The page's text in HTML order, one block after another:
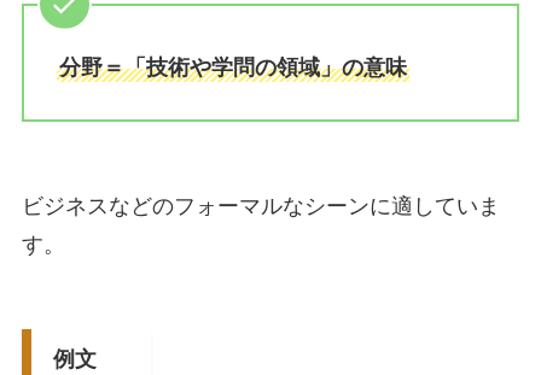
分野＝「技術や学問の領域」の意味
ビジネスなどのフォーマルなシーンに適していま
す。
例文